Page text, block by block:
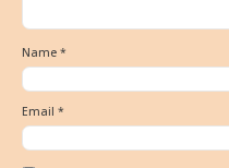
Name *
Email *